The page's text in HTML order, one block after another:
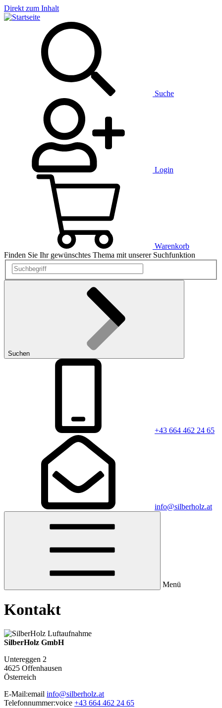
Direkt zum Inhalt
Suche
Login
Warenkorb
Finden Sie Ihr gewünschtes Thema mit unserer Suchfunktion
Suchen
+43 664 462 24 65
info@silberholz.at
Menü
Kontakt
SilberHolz GmbH
Untereggen 2
4625 Offenhausen
Österreich
E-Mail:email info@silberholz.at
Telefonnummer:voice +43 664 462 24 65